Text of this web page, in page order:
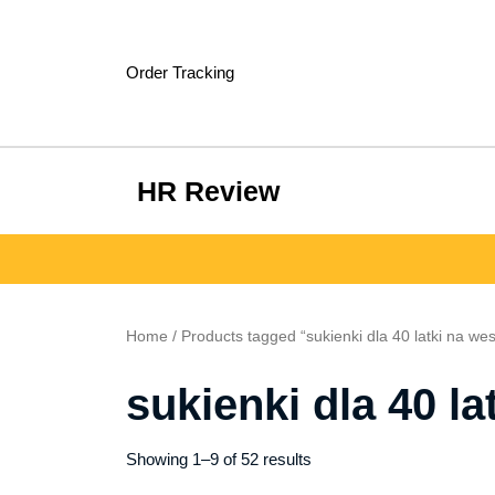
Order Tracking
HR Review
Home / Products tagged “sukienki dla 40 latki na
sukienki dla 40
Showing 1–9 of 52 results